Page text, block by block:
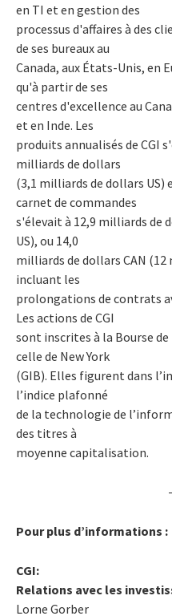
en TI et en gestion des
processus d'affaires à des
de ses bureaux au
Canada, aux États-Unis, en
qu'à partir de ses
centres d'excellence au
et en Inde. Les
produits annualisés de CGI
milliards de dollars
(3,1 milliards de dollars US)
carnet de commandes
s'élevait à 12,9 milliards de
US), ou 14,0
milliards de dollars CAN (12
incluant les
prolongations de contrats
Les actions de CGI
sont inscrites à la Bourse de
celle de New York
(GIB). Elles figurent dans
l’indice plafonné
de la technologie de
des titres à
moyenne capitalisation.
Pour plus d’informations :
CGI:
Relations avec les
Lorne Gorber